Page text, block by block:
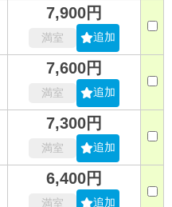
7,900円
満室 追加
7,600円
満室 追加
7,300円
満室 追加
6,400円
満室 追加